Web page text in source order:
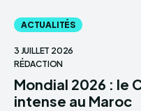
ACTUALITÉS
3 JUILLET 2026
RÉDACTION
Mondial 2026 : le
intense au Maroc